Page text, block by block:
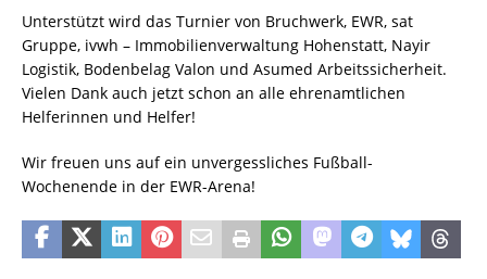
Unterstützt wird das Turnier von Bruchwerk, EWR, sat
Gruppe, ivwh – Immobilienverwaltung Hohenstatt, Nayir
Logistik, Bodenbelag Valon und Asumed Arbeitssicherheit.
Vielen Dank auch jetzt schon an alle ehrenamtlichen
Helferinnen und Helfer!
Wir freuen uns auf ein unvergessliches Fußball-
Wochenende in der EWR-Arena!